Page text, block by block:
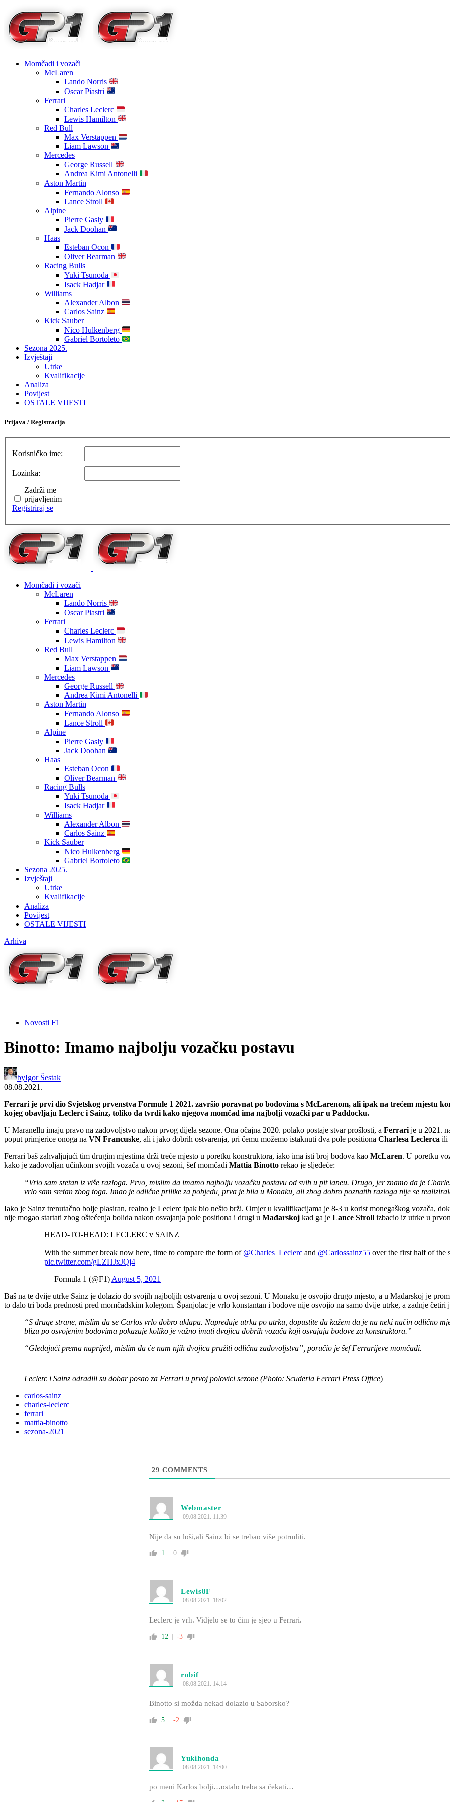
Momčadi i vozači
McLaren
Lando Norris
Oscar Piastri
Ferrari
Charles Leclerc
Lewis Hamilton
Red Bull
Max Verstappen
Liam Lawson
Mercedes
George Russell
Andrea Kimi Antonelli
Aston Martin
Fernando Alonso
Lance Stroll
Alpine
Pierre Gasly
Jack Doohan
Haas
Esteban Ocon
Oliver Bearman
Racing Bulls
Yuki Tsunoda
Isack Hadjar
Williams
Alexander Albon
Carlos Sainz
Kick Sauber
Nico Hulkenberg
Gabriel Bortoleto
Sezona 2025.
Izvještaji
Utrke
Kvalifikacije
Analiza
Povijest
OSTALE VIJESTI
Prijava / Registracija
Korisničko ime:
Lozinka:
Zadrži me
prijavljenim
Registriraj se
Momčadi i vozači
McLaren
Lando Norris
Oscar Piastri
Ferrari
Charles Leclerc
Lewis Hamilton
Red Bull
Max Verstappen
Liam Lawson
Mercedes
George Russell
Andrea Kimi Antonelli
Aston Martin
Fernando Alonso
Lance Stroll
Alpine
Pierre Gasly
Jack Doohan
Haas
Esteban Ocon
Oliver Bearman
Racing Bulls
Yuki Tsunoda
Isack Hadjar
Williams
Alexander Albon
Carlos Sainz
Kick Sauber
Nico Hulkenberg
Gabriel Bortoleto
Sezona 2025.
Izvještaji
Utrke
Kvalifikacije
Analiza
Povijest
OSTALE VIJESTI
Arhiva
Novosti F1
Binotto: Imamo najbolju vozačku postavu
byIgor Šestak
08.08.2021.
Ferrari je prvi dio Svjetskog prvenstva Formule 1 2021. završio poravnat po bodovima s McLarenom, ali ipak na trećem mjestu
kojeg obavljaju Leclerc i Sainz, toliko da tvrdi kako njegova momčad ima najbolji vozački par u Paddocku.
U Maranellu imaju pravo na zadovoljstvo nakon prvog dijela sezone. Ona očajna 2020. polako postaje stvar prošlosti, a Ferrari je u 2021.
poput primjerice onoga na VN Francuske, ali i jako dobrih ostvarenja, pri čemu možemo istaknuti dva pole positiona Charlesa Leclerca ili
Ferrari baš zahvaljujući tim drugim mjestima drži treće mjesto u poretku konstruktora, iako ima isti broj bodova kao McLaren. U poretku
kako je zadovoljan učinkom svojih vozača u ovoj sezoni, šef momčadi Mattia Binotto rekao je sljedeće:
“Vrlo sam sretan iz više razloga. Prvo, mislim da imamo najbolju vozačku postavu od svih u pit laneu. Drugo, jer znamo da je
vrlo sam sretan zbog toga. Imao je odlične prilike za pobjedu, prva je bila u Monaku, ali zbog dobro poznatih razloga nije se
Iako je Sainz trenutačno bolje plasiran, realno je Leclerc ipak bio nešto brži. Omjer u kvalifikacijama je 8-3 u korist monegaškog vozača,
nije mogao startati zbog oštećenja bolida nakon osvajanja pole positiona i drugi u Mađarskoj kad ga je Lance Stroll izbacio iz utrke u
HEAD-TO-HEAD: LECLERC v SAINZ
With the summer break now here, time to compare the form of @Charles_Leclerc and @Carlossainz55 over the first half of the
pic.twitter.com/gLZHJxJQj4
— Formula 1 (@F1)August 5, 2021
Baš na te dvije utrke Sainz je dolazio do svojih najboljih ostvarenja u ovoj sezoni. U Monaku je osvojio drugo mjesto, a u Mađarskoj je
to dalo tri boda prednosti pred momčadskim kolegom. Španjolac je vrlo konstantan i bodove nije osvojio na samo dvije utrke, a zadnje četiri
“S druge strane, mislim da se Carlos vrlo dobro uklapa. Napreduje utrku po utrku, dopustite da kažem da je na neki način odlično
blizu po osvojenim bodovima pokazuje koliko je važno imati dvojicu dobrih vozača koji osvajaju bodove za konstruktora.”
“Gledajući prema naprijed, mislim da će nam njih dvojica pružiti odlična zadovoljstva”, poručio je šef Ferrarijeve momčadi.
Leclerc i Sainz odradili su dobar posao za Ferrari u prvoj polovici sezone (Photo: Scuderia Ferrari Press Office)
carlos-sainz
charles-leclerc
ferrari
mattia-binotto
sezona-2021
29 COMMENTS
Webmaster
09.08.2021. 11:39
Nije da su loši,ali Sainz bi se trebao više potruditi.
1 0
Lewis8F
08.08.2021. 18:02
Leclerc je vrh. Vidjelo se to čim je sjeo u Ferrari.
12 -3
robif
08.08.2021. 14:14
Binotto si možda nekad dolazio u Saborsko?
5 -2
Yukihonda
08.08.2021. 14:00
po meni Karlos bolji…ostalo treba sa čekati…